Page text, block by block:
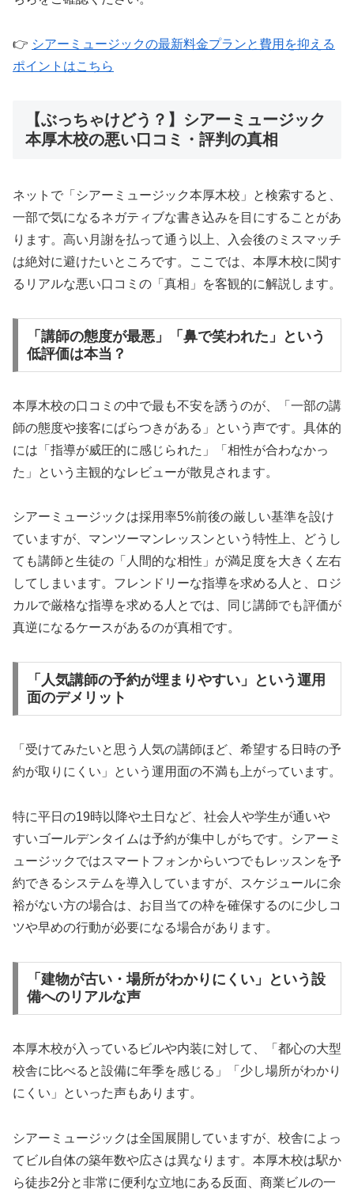
👉 シアーミュージックの最新料金プランと費用を抑える
ポイントはこちら
【ぶっちゃけどう？】シアーミュージック
本厚木校の悪い口コミ・評判の真相
ネットで「シアーミュージック本厚木校」と検索すると、
一部で気になるネガティブな書き込みを目にすることがあ
ります。高い月謝を払って通う以上、入会後のミスマッチ
は絶対に避けたいところです。ここでは、本厚木校に関す
るリアルな悪い口コミの「真相」を客観的に解説します。
「講師の態度が最悪」「鼻で笑われた」という
低評価は本当？
本厚木校の口コミの中で最も不安を誘うのが、「一部の講
師の態度や接客にばらつきがある」という声です。具体的
には「指導が威圧的に感じられた」「相性が合わなかっ
た」という主観的なレビューが散見されます。
シアーミュージックは採用率5%前後の厳しい基準を設け
ていますが、マンツーマンレッスンという特性上、どうし
ても講師と生徒の「人間的な相性」が満足度を大きく左右
してしまいます。フレンドリーな指導を求める人と、ロジ
カルで厳格な指導を求める人とでは、同じ講師でも評価が
真逆になるケースがあるのが真相です。
「人気講師の予約が埋まりやすい」という運用
面のデメリット
「受けてみたいと思う人気の講師ほど、希望する日時の予
約が取りにくい」という運用面の不満も上がっています。
特に平日の19時以降や土日など、社会人や学生が通いや
すいゴールデンタイムは予約が集中しがちです。シアーミ
ュージックではスマートフォンからいつでもレッスンを予
約できるシステムを導入していますが、スケジュールに余
裕がない方の場合は、お目当ての枠を確保するのに少しコ
ツや早めの行動が必要になる場合があります。
「建物が古い・場所がわかりにくい」という設
備へのリアルな声
本厚木校が入っているビルや内装に対して、「都心の大型
校舎に比べると設備に年季を感じる」「少し場所がわかり
にくい」といった声もあります。
シアーミュージックは全国展開していますが、校舎によっ
てビル自体の築年数や広さは異なります。本厚木校は駅か
ら徒歩2分と非常に便利な立地にある反面、商業ビルの一